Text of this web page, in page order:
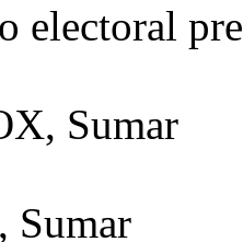
electoral
Sumar
Sumar